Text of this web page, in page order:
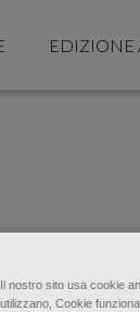
EDIZIONE
Il nostro sito usa cookie
utilizzano, Cookie